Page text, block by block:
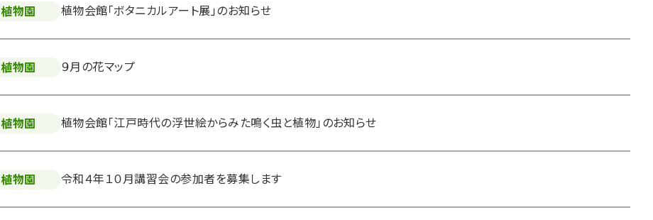
植物園 植物会館「ボタニカルアート展」のお知らせ
植物園 ９月の花マップ
植物園 植物会館「江戸時代の浮世絵からみた鳴く虫と植物」のお知らせ
植物園 令和４年１０月講習会の参加者を募集します